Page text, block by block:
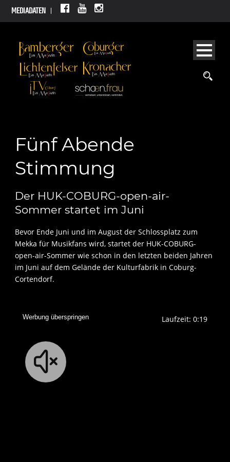
MEDIADATEN
Fünf Abende
Stimmung
Der HUK-COBURG-open-air-
Sommer startet im Juni
Bevor Ende Juni und im August der Schlossplatz zum
Mekka für Musikfans wird, startet der HUK-COBURG-
open-air-Sommer wie schon in den letzten beiden Jahren
im Juni auf dem Gelände der Kulturfabrik in Coburg-
Cortendorf.
Laufzeit: 0:18
Werbung überspringen